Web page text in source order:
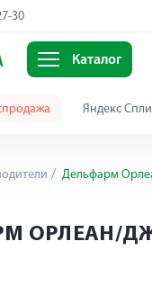
30
Каталог
Яндекс
Дельфарм
ОРЛЕАН/